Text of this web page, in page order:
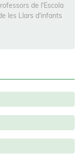
de l'Escola
les Llars d'infants